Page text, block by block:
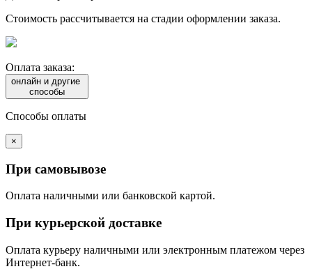
Стоимость рассчитывается на стадии оформлении заказа.
Оплата заказа:
онлайн и другие
способы
Способы оплаты
×
При самовывозе
Оплата наличными или банковской картой.
При курьерской доставке
Оплата курьеру наличными или электронным платежом через
Интернет-банк.